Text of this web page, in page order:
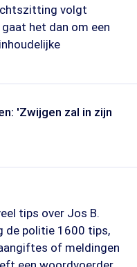
volgt
het dan om een
'Zwijgen zal in zijn
tips over Jos B.
de politie 1600 tips,
of meldingen